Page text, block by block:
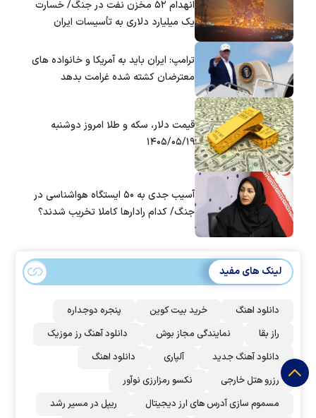
انهدام ۵۲ مخزن نفت در جنگ/ خسارت
یک میلیارد دلاری به تأسیسات ایران
ترامپ: ایران باید به آمریکا و خانواده های
معترضان کشته شده غرامت بدهد
قیمت دلار، سکه و طلا امروز دوشنبه
۱۴۰۵/۰۵/۱۹
آسیب جدی به ۵۰ ایستگاه هواشناسی در
جنگ/ کدام رادار‌ها کاملا تخریب شدند؟
لینک های مفید
دانلود اهنگ خرید بیت کوین
پنجره دوجداره
راز بقا
نمایندگی مجاز بوش
دانلود آهنگ رز‌ موزیک
دانلود آهنگ جدید
آلپاری
دانلود اهنگ
رزرو هتل خارجی
نکسو رمزارزی نوآور
مسموم سازی آدرس های ارز دیجیتال
ریپل در مسیر رشد